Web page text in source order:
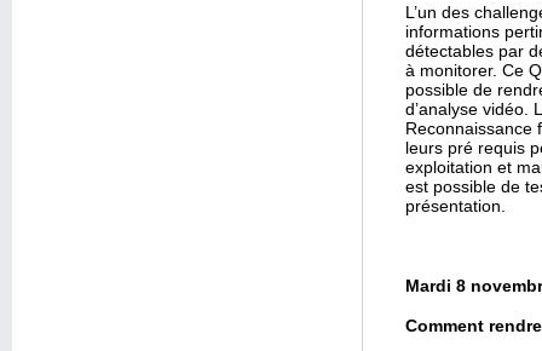
L’un des
informations
détectables par
à monitorer. Ce
possible de
d’analyse vidéo.
Reconnaissance
leurs pré requis
exploitation et
est possible de
présentation.
Mardi 8
Comment